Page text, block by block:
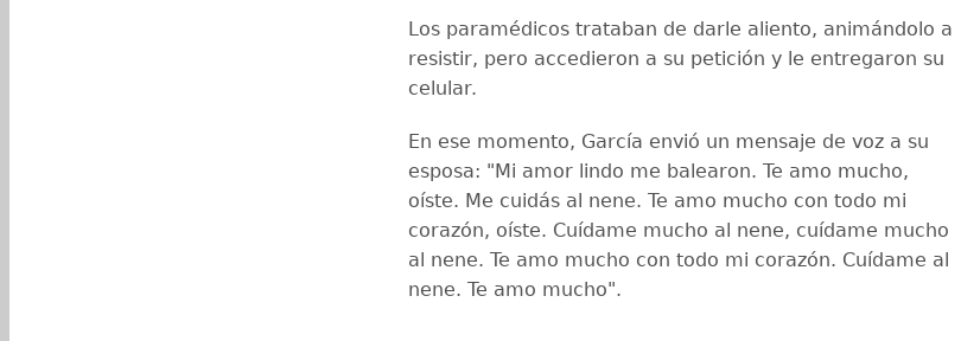
Los paramédicos trataban de darle aliento, animándolo a
resistir, pero accedieron a su petición y le entregaron su
celular.
En ese momento, García envió un mensaje de voz a su
esposa: "Mi amor lindo me balearon. Te amo mucho,
oíste. Me cuidás al nene. Te amo mucho con todo mi
corazón, oíste. Cuídame mucho al nene, cuídame mucho
al nene. Te amo mucho con todo mi corazón. Cuídame al
nene. Te amo mucho".